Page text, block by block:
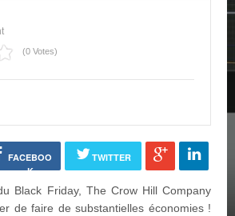
(0 Votes)
FACEBOO
K
TWITTER
Black Friday, The Crow Hill Company
de faire de substantielles économies !